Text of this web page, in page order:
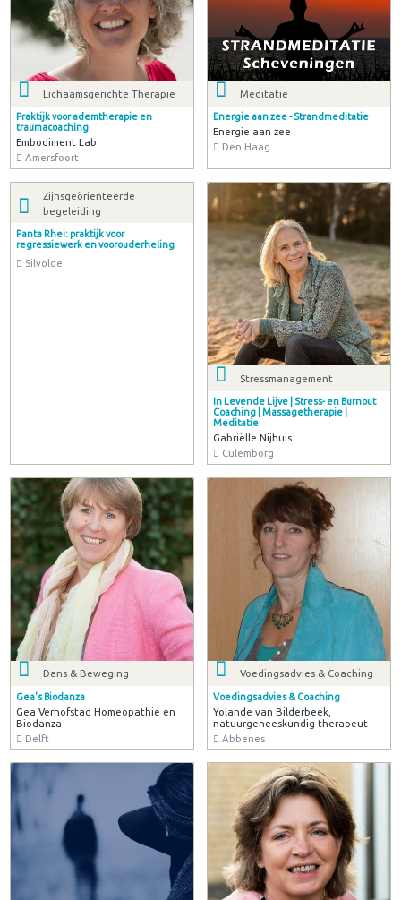
Lichaamsgerichte Therapie
Praktijk voor ademtherapie en
traumacoaching
Embodiment Lab
Amersfoort
Meditatie
Energie aan zee - Strandmeditatie
Energie aan zee
Den Haag
Zijnsgeörienteerde
begeleiding
Panta Rhei: praktijk voor
regressiewerk en voorouderheling
Silvolde
Stressmanagement
In Levende Lijve | Stress- en Burnout
Coaching | Massagetherapie |
Meditatie
Gabriëlle Nijhuis
Culemborg
Dans & Beweging
Gea's Biodanza
Gea Verhofstad Homeopathie en
Biodanza
Delft
Voedingsadvies & Coaching
Voedingsadvies & Coaching
Yolande van Bilderbeek,
natuurgeneeskundig therapeut
Abbenes